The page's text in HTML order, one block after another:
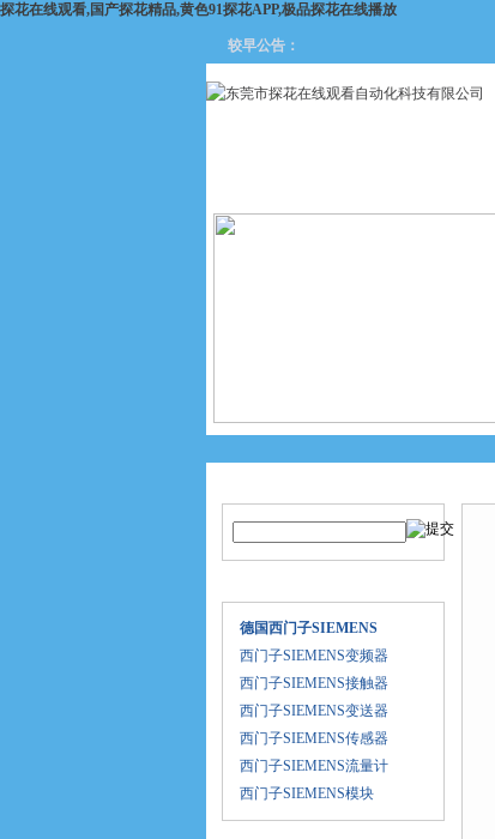
探花在线观看,国产探花精品,黄色91探花APP,极品探花在线播放
较早公告：
德国西门子SIEMENS
西门子SIEMENS变频器
西门子SIEMENS接触器
西门子SIEMENS变送器
西门子SIEMENS传感器
西门子SIEMENS流量计
西门子SIEMENS模块